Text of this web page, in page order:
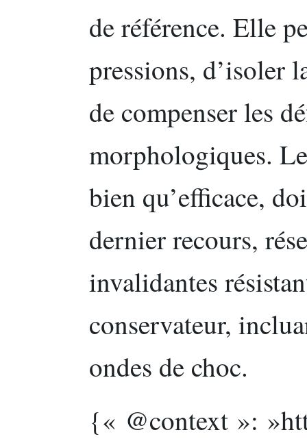
de référence. Elle
pressions, d’isoler
de compenser les
morphologiques.
bien qu’efficace,
dernier recours,
invalidantes
conservateur,
ondes de choc.
{« @context »: